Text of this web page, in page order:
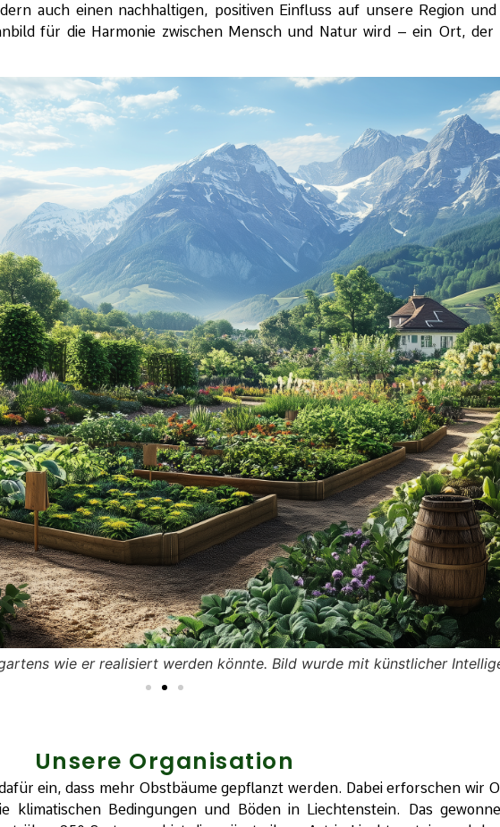
auch einen nachhaltigen, positiven Einfluss auf unsere Region
für die Harmonie zwischen Mensch und Natur wird – ein Ort,
wie er realisiert werden könnte. Bild wurde mit künstlicher
Unsere Organisation
ein, dass mehr Obstbäume gepflanzt werden. Dabei erforschen wir
Bedingungen und Böden in Liechtenstein. Das